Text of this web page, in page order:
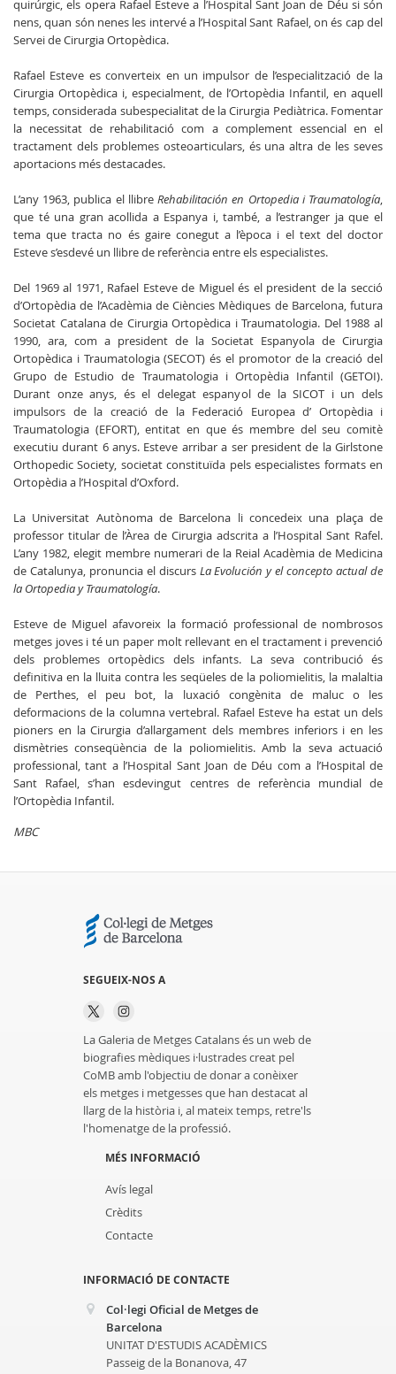
quirúrgic, els opera Rafael Esteve a l’Hospital Sant Joan de Déu si són
nens, quan són nenes les intervé a l’Hospital Sant Rafael, on és cap del
Servei de Cirurgia Ortopèdica.
Rafael Esteve es converteix en un impulsor de l’especialització de la
Cirurgia Ortopèdica i, especialment, de l’Ortopèdia Infantil, en aquell
temps, considerada subespecialitat de la Cirurgia Pediàtrica. Fomentar
la necessitat de rehabilitació com a complement essencial en el
tractament dels problemes osteoarticulars, és una altra de les seves
aportacions més destacades.
L’any 1963, publica el llibreRehabilitación en Ortopedia i Traumatología,
que té una gran acollida a Espanya i, també, a l’estranger ja que el
tema que tracta no és gaire conegut a l’època i el text del doctor
Esteve s’esdevé un llibre de referència entre els especialistes.
Del 1969 al 1971, Rafael Esteve de Miguel és el president de la secció
d’Ortopèdia de l’Acadèmia de Ciències Mèdiques de Barcelona, futura
Societat Catalana de Cirurgia Ortopèdica i Traumatologia. Del 1988 al
1990, ara, com a president de la Societat Espanyola de Cirurgia
Ortopèdica i Traumatologia (SECOT) és el promotor de la creació del
Grupo de Estudio de Traumatologia i Ortopèdia Infantil (GETOI).
Durant onze anys, és el delegat espanyol de la SICOT i un dels
impulsors de la creació de la Federació Europea d’ Ortopèdia i
Traumatologia (EFORT), entitat en que és membre del seu comitè
executiu durant 6 anys. Esteve arribar a ser president de la Girlstone
Orthopedic Society, societat constituïda pels especialistes formats en
Ortopèdia a l’Hospital d’Oxford.
La Universitat Autònoma de Barcelona li concedeix una plaça de
professor titular de l’Àrea de Cirurgia adscrita a l’Hospital Sant Rafel.
L’any 1982, elegit membre numerari de la Reial Acadèmia de Medicina
de Catalunya, pronuncia el discurs La Evolución y el concepto actual de
la Ortopedia y Traumatología.
Esteve de Miguel afavoreix la formació professional de nombrosos
metges joves i té un paper molt rellevant en el tractament i prevenció
dels problemes ortopèdics dels infants. La seva contribució és
definitiva en la lluita contra les seqüeles de la poliomielitis, la malaltia
de Perthes, el peu bot, la luxació congènita de maluc o les
deformacions de la columna vertebral. Rafael Esteve ha estat un dels
pioners en la Cirurgia d’allargament dels membres inferiors i en les
dismètries conseqüència de la poliomielitis. Amb la seva actuació
professional, tant a l’Hospital Sant Joan de Déu com a l’Hospital de
Sant Rafael, s’han esdevingut centres de referència mundial de
l’Ortopèdia Infantil.
MBC
SEGUEIX-NOS A
La Galeria de Metges Catalans és un web de
biografies mèdiques i·lustrades creat pel
CoMB amb l'objectiu de donar a conèixer
els metges i metgesses que han destacat al
llarg de la història i, al mateix temps, retre'ls
l'homenatge de la professió.
MÉS INFORMACIÓ
Avís legal
Crèdits
Contacte
INFORMACIÓ DE CONTACTE
Col·legi Oficial de Metges de
Barcelona
UNITAT D'ESTUDIS ACADÈMICS
Passeig de la Bonanova, 47